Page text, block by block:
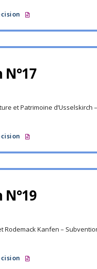
N°17
et Patrimoine d’Usselskirch
N°19
Rodemack Kanfen –